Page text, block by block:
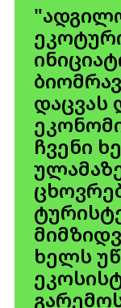
დაცვას
ჩვენი
ხელს